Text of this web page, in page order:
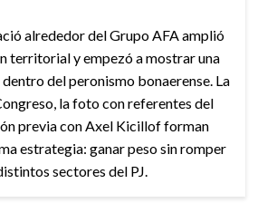
alrededor del Grupo AFA amplió
territorial y empezó a mostrar una
del peronismo bonaerense. La
la foto con referentes del
previa con Axel Kicillof forman
estrategia: ganar peso sin romper
sectores del PJ.